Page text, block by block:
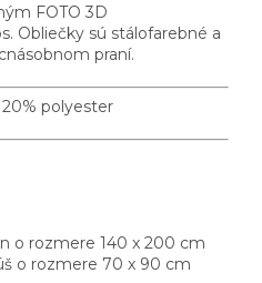
FOTO 3D
Obliečky sú stálofarebné a
praní.
polyester
o rozmere 140 x 200 cm
o rozmere 70 x 90 cm